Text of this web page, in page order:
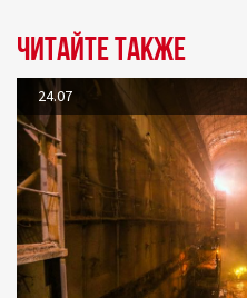
Читайте также
24.07